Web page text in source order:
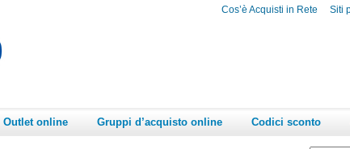
Siti
Cos’è Acquisti in Rete
Outlet online Gruppi d’acquisto online Codici sconto